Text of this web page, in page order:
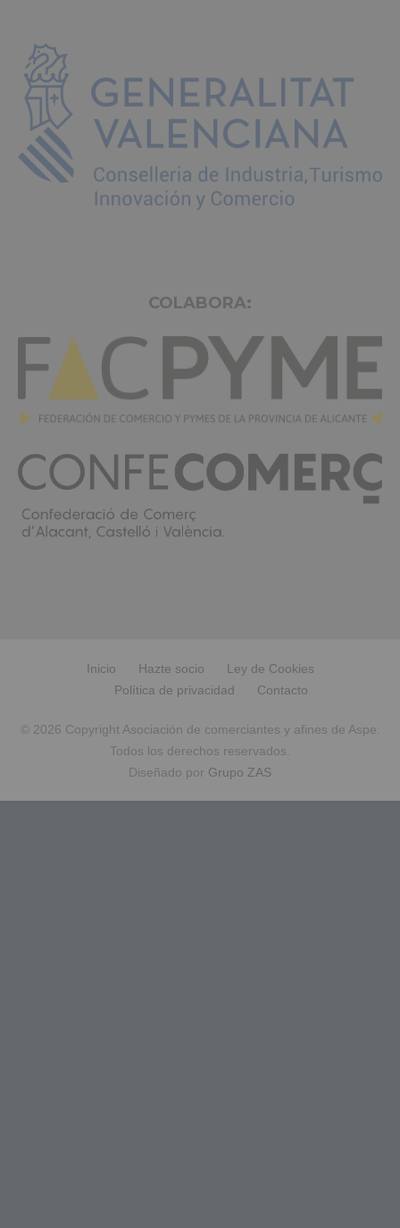
COLABORA:
Inicio Hazte socio
Ley de Cookies
Política de privacidad
Contacto
© 2026 Copyright Asociación de comerciantes y afines de Aspe.
Todos los derechos reservados.
Diseñado por Grupo ZAS